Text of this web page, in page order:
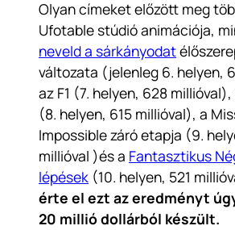
Olyan címeket előzött meg
Ufotable stúdió animációja,
neveld a sárkányodat
változata (jelenleg 6. helyen,
az F1 (7. helyen, 628 millióval),
(8. helyen, 615 millióval), a
Impossible záró etapja (9.
millióval )és a Fantasztikus
lépések (10. helyen, 521
érte el ezt az eredményt
20 millió dollárból készült.